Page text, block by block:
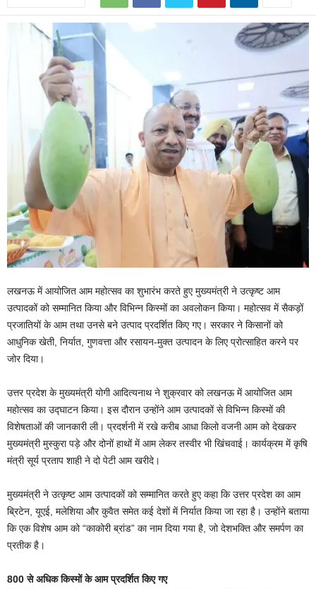
लखनऊ में आयोजित आम महोत्सव का शुभारंभ करते हुए मुख्यमंत्री ने उत्कृष्ट आम
उत्पादकों को सम्मानित किया और विभिन्न किस्मों का अवलोकन किया। महोत्सव में सैकड़ों
प्रजातियों के आम तथा उनसे बने उत्पाद प्रदर्शित किए गए। सरकार ने किसानों को
आधुनिक खेती, निर्यात, गुणवत्ता और रसायन-मुक्त उत्पादन के लिए प्रोत्साहित करने पर
जोर दिया।
उत्तर प्रदेश के मुख्यमंत्री योगी आदित्यनाथ ने शुक्रवार को लखनऊ में आयोजित आम
महोत्सव का उद्घाटन किया। इस दौरान उन्होंने आम उत्पादकों से विभिन्न किस्मों की
विशेषताओं की जानकारी ली। प्रदर्शनी में रखे करीब आधा किलो वजनी आम को देखकर
मुख्यमंत्री मुस्कुरा पड़े और दोनों हाथों में आम लेकर तस्वीर भी खिंचवाई। कार्यक्रम में कृषि
मंत्री सूर्य प्रताप शाही ने दो पेटी आम खरीदे।
मुख्यमंत्री ने उत्कृष्ट आम उत्पादकों को सम्मानित करते हुए कहा कि उत्तर प्रदेश का आम
ब्रिटेन, यूएई, मलेशिया और कुवैत समेत कई देशों में निर्यात किया जा रहा है। उन्होंने बताया
कि एक विशेष आम को “काकोरी ब्रांड” का नाम दिया गया है, जो देशभक्ति और समर्पण का
प्रतीक है।
800 से अधिक किस्मों के आम प्रदर्शित किए गए